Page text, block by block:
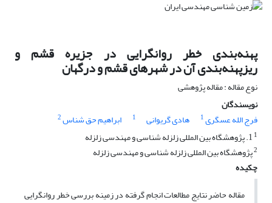
پهنه‌بندی خطر روانگرایی در جزیره قشم و
ریزپهنه‌بندی آن در شهرهای قشم و درگهان
نوع مقاله : مقاله پژوهشی
نویسندگان
فرج الله عسگری1 هادی گریوانی 1 ابراهیم حق شناس2
1
2پژوهشگاه بین المللی زلزله شناسی و مهندسی زلزله
چکیده
مقاله حاضر نتایج مطالعات انجام گرفته در زمینه بررسی خطر روانگرایی